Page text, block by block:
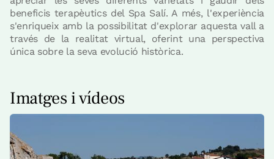
beneficis terapèutics del Spa Salí. A més, l'experiència
s'enriqueix amb la possibilitat d'explorar aquesta vall a
través de la realitat virtual, oferint una perspectiva
única sobre la seva evolució històrica.
Imatges i vídeos